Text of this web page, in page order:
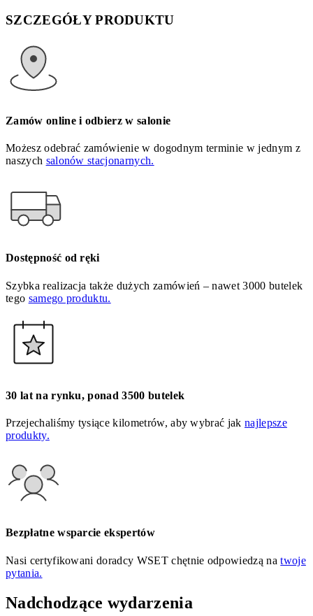
SZCZEGÓŁY PRODUKTU
Zamów online i odbierz w salonie
Możesz odebrać zamówienie w dogodnym terminie w jednym z
naszych salonów stacjonarnych.
Dostępność od ręki
Szybka realizacja także dużych zamówień – nawet 3000 butelek
tego samego produktu.
30 lat na rynku, ponad 3500 butelek
Przejechaliśmy tysiące kilometrów, aby wybrać jaknajlepsze
produkty.
Bezpłatne wsparcie ekspertów
Nasi certyfikowani doradcy WSET chętnie odpowiedzą natwoje
pytania.
Nadchodzące wydarzenia